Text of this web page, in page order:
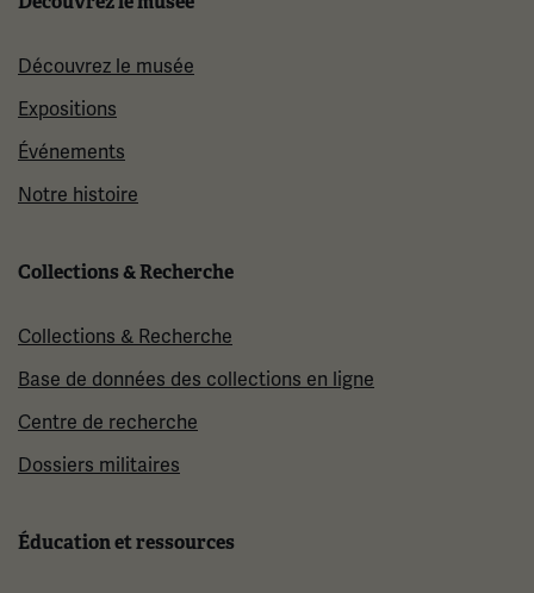
Découvrez le musée
Expositions
Événements
Notre histoire
Collections & Recherche
Collections & Recherche
Base de données des collections en ligne
Centre de recherche
Dossiers militaires
Éducation et ressources